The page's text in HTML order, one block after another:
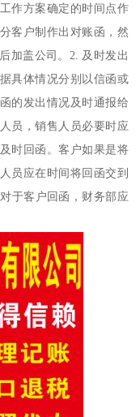
作方案确定的时间点作
客户制作出对账函，然
加盖公司。2. 及时发出
具体情况分别以信函或
的发出情况及时通报给
员，销售人员必要时应
时回函。客户如果是将
员应在时间将回函交到
于客户回函，财务部应